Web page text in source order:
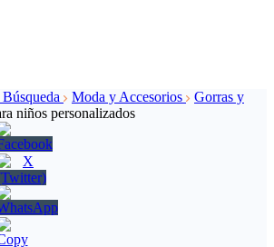
Moda y Accesorios
Gorras y
niños personalizados